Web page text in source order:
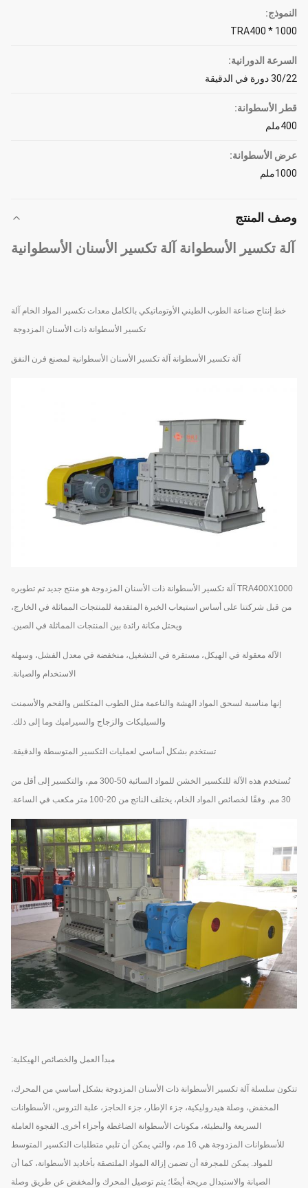
النموذج:
TRA400 * 1000
السرعة الدورانية:
30/22 دورة في الدقيقة
قطر الأسطوانة:
400ملم
عرض الأسطوانة:
1000ملم
وصف المنتج
آلة تكسير الأسطوانة آلة تكسير الأسنان الأسطوانية
خط إنتاج صناعة الطوب الطيني الأوتوماتيكي بالكامل معدات تكسير المواد الخام آلة
تكسير الأسطوانة ذات الأسنان المزدوجة
آلة تكسير الأسطوانة آلة تكسير الأسنان الأسطوانية لمصنع فرن النفق
TRA400X1000 آلة تكسير الأسطوانة ذات الأسنان المزدوجة هو منتج جديد تم تطويره
من قبل شركتنا على أساس استيعاب الخبرة المتقدمة للمنتجات المماثلة في الخارج،
ويحتل مكانة رائدة بين المنتجات المماثلة في الصين.
الآلة معقولة في الهيكل، مستقرة في التشغيل، منخفضة في معدل الفشل، وسهلة
الاستخدام والصيانة.
إنها مناسبة لسحق المواد الهشة والناعمة مثل الطوب المتكلس والفحم والأسمنت
والسيليكات والزجاج والسيراميك وما إلى ذلك.
تستخدم بشكل أساسي لعمليات التكسير المتوسطة والدقيقة.
تُستخدم هذه الآلة للتكسير الخشن للمواد السائبة 50-300 مم، والتكسير إلى أقل من
30 مم. وفقًا لخصائص المواد الخام، يختلف الناتج من 20-100 متر مكعب في الساعة.
مبدأ العمل والخصائص الهيكلية:
تتكون سلسلة آلة تكسير الأسطوانة ذات الأسنان المزدوجة بشكل أساسي من المحرك،
المخفض، وصلة هيدروليكية، جزء الإطار، جزء الحاجز، علبة التروس، الأسطوانات
السريعة والبطيئة، مكونات الأسطوانة الضاغطة وأجزاء أخرى. الفجوة العاملة
للأسطوانات المزدوجة هي 16 مم، والتي يمكن أن تلبي متطلبات التكسير المتوسط
للمواد. يمكن للمجرفة أن تضمن إزالة المواد الملتصقة بأخاديد الأسطوانة، كما أن
الصيانة والاستبدال مريحة أيضًا؛ يتم توصيل المحرك والمخفض عن طريق وصلة